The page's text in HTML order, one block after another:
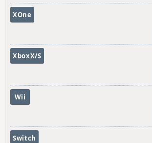
XOne
XboxX/S
Wii
Switch